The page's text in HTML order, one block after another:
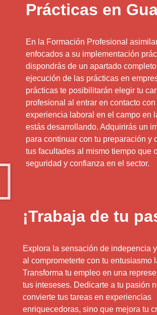
Prácticas en
En la Formación Profesional
enfocados a su implementación
dispondrás de un apartado
ejecución de las prácticas en
prácticas te posibilitarán elegir tu
profesional al entrar en contacto con
experiencia laboral en el campo en
estás desarrollando. Adquirirás un
para continuar con tu preparación y
tus facultades al mismo tiempo que
seguridad y confianza en el sector.
¡Trabaja de tu
Explora la sensación de indepencia
al comprometerte con tu entusiasmo
Transforma tu empleo en una
tus inteseses. Dedicarte a tu pasión
convierte tus tareas en experiencias
enriquecedoras, sino que mejora tu